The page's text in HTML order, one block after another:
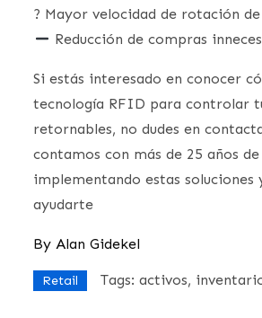
? Mayor velocidad de rotación
Reducción de compras
Si estás interesado en conocer
tecnología RFID para controlar
retornables, no dudes en
contamos con más de 25 años
implementando estas soluciones
ayudarte
ByAlan Gidekel
Retail Tags:activos